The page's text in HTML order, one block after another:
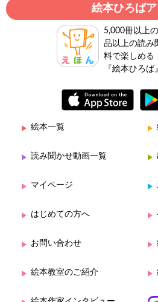
絵本ひろばア
5,000冊以上
品以上の読み
料で楽しめる
『絵本ひろば
絵本一覧
読み聞かせ動画一覧
マイページ
はじめての方へ
お問い合わせ
絵本教室のご紹介